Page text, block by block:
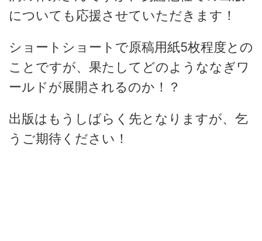
についても応援させていただきます！
ショートショートで原稿用紙5枚程度との
ことですが、果たしてどのようななぎワ
ールドが展開されるのか！？
出版はもうしばらく先となりますが、乞
うご期待ください！